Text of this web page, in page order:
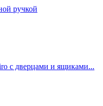
ручкой
с дверцами и ящиками...